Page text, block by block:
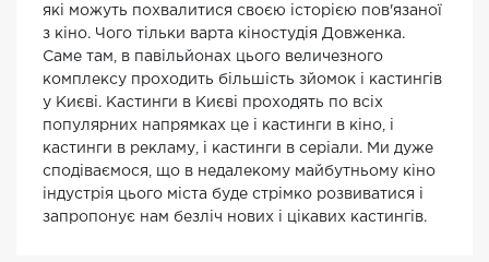
які можуть похвалитися своєю історією пов'язаної
з кіно. Чого тільки варта кіностудія Довженка.
Саме там, в павільйонах цього величезного
комплексу проходить більшість зйомок і кастингів
у Києві. Кастинги в Києві проходять по всіх
популярних напрямках це і кастинги в кіно, і
кастинги в рекламу, і кастинги в серіали. Ми дуже
сподіваємося, що в недалекому майбутньому кіно
індустрія цього міста буде стрімко розвиватися і
запропонує нам безліч нових і цікавих кастингів.